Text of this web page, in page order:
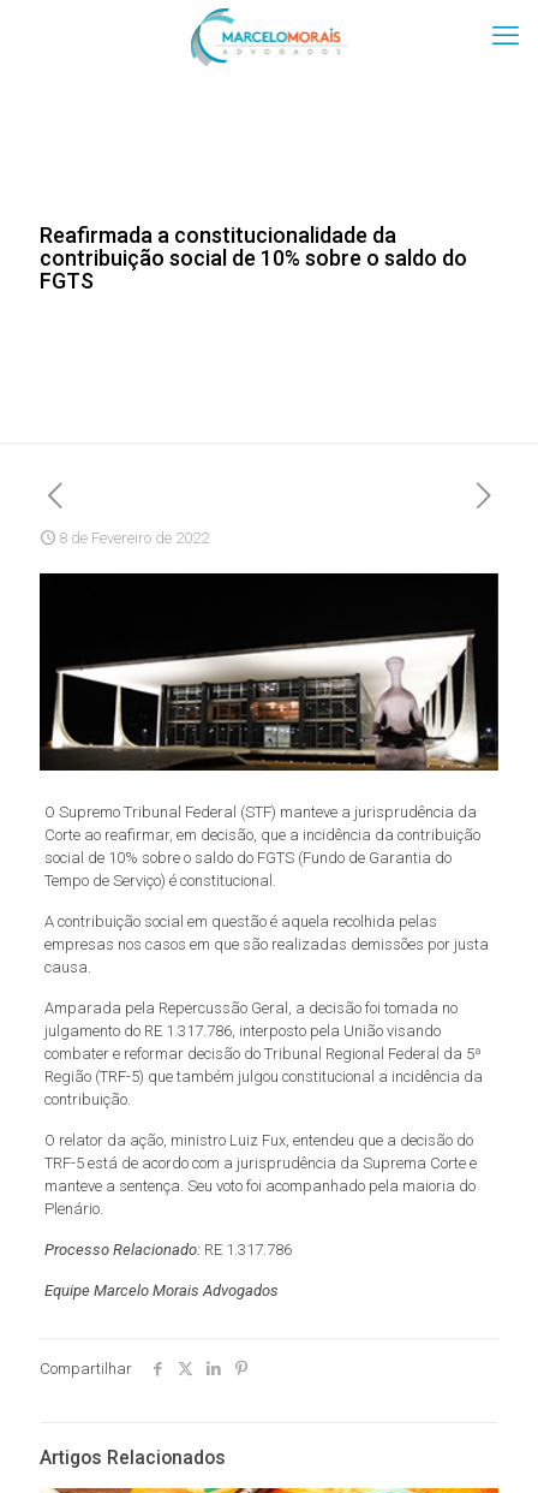
Reafirmada a constitucionalidade da
contribuição social de 10% sobre o saldo do
FGTS
8 de Fevereiro de 2022
O Supremo Tribunal Federal (STF) manteve a jurisprudência da
Corte ao reafirmar, em decisão, que a incidência da contribuição
social de 10% sobre o saldo do FGTS (Fundo de Garantia do
Tempo de Serviço) é constitucional.
A contribuição social em questão é aquela recolhida pelas
empresas nos casos em que são realizadas demissões por justa
causa.
Amparada pela Repercussão Geral, a decisão foi tomada no
julgamento do RE 1.317.786, interposto pela União visando
combater e reformar decisão do Tribunal Regional Federal da 5ª
Região (TRF-5) que também julgou constitucional a incidência da
contribuição.
O relator da ação, ministro Luiz Fux, entendeu que a decisão do
TRF-5 está de acordo com a jurisprudência da Suprema Corte e
manteve a sentença. Seu voto foi acompanhado pela maioria do
Plenário.
Processo Relacionado:RE 1.317.786
Equipe Marcelo Morais Advogados
Compartilhar
Artigos Relacionados